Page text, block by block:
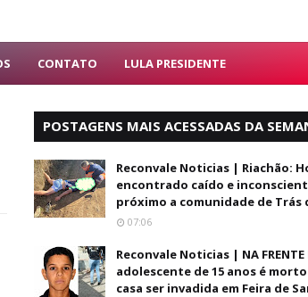
CONTATO LULA PRESIDENTE
POSTAGENS MAIS ACESSADAS DA
Reconvale Noticias | Riachão:
encontrado caído e
próximo a comunidade de Trás
07:06
Reconvale Noticias | NA FRENTE
adolescente de 15 anos é
casa ser invadida em Feira de